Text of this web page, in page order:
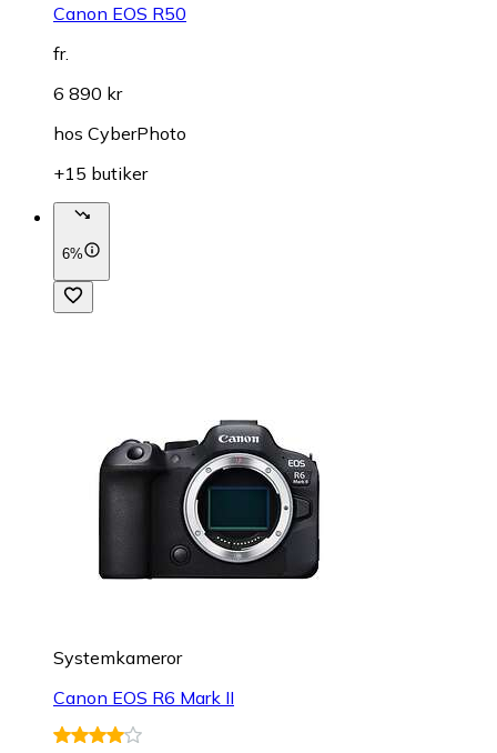
Canon EOS R50
fr.
6 890 kr
hos CyberPhoto
+15 butiker
6%
Systemkameror
Canon EOS R6 Mark II